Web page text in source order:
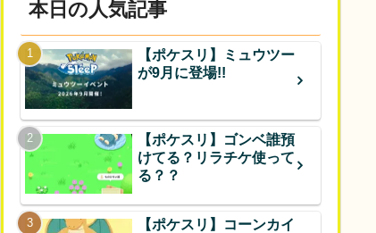
本日の人気記事
【ポケスリ】ミュウツー
が9月に登場!!
【ポケスリ】ゴンベ誰預
けてる？リラチケ使って
る？？
【ポケスリ】コーンカイ